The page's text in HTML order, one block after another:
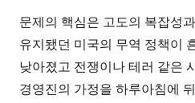
문제의 핵심은 고도의 복잡성
유지됐던 미국의 무역 정책이
낮아졌고 전쟁이나 테러 같은
경영진의 가정을 하루아침에